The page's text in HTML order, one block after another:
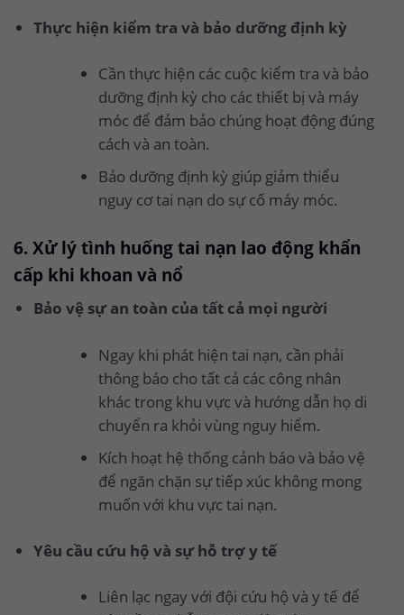
Thực hiện kiểm tra và bảo dưỡng định kỳ
Cần thực hiện các cuộc kiểm tra và bảo
dưỡng định kỳ cho các thiết bị và máy
móc để đảm bảo chúng hoạt động đúng
cách và an toàn.
Bảo dưỡng định kỳ giúp giảm thiểu
nguy cơ tai nạn do sự cố máy móc.
6. Xử lý tình huống tai nạn lao động khẩn
cấp khi khoan và nổ
Bảo vệ sự an toàn của tất cả mọi người
Ngay khi phát hiện tai nạn, cần phải
thông báo cho tất cả các công nhân
khác trong khu vực và hướng dẫn họ di
chuyển ra khỏi vùng nguy hiểm.
Kích hoạt hệ thống cảnh báo và bảo vệ
để ngăn chặn sự tiếp xúc không mong
muốn với khu vực tai nạn.
Yêu cầu cứu hộ và sự hỗ trợ y tế
Liên lạc ngay với đội cứu hộ và y tế để